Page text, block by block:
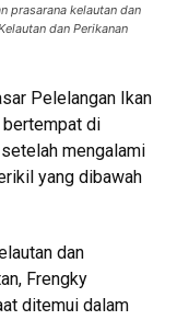
prasarana kelautan dan
dan Perikanan
Pelelangan Ikan
bertempat di
mengalami
yang dibawah
dan
Frengky
ditemui dalam